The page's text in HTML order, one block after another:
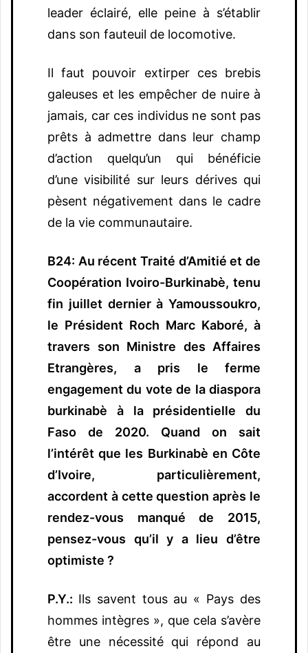
leader éclairé, elle peine à s’établir
dans son fauteuil de locomotive.
Il faut pouvoir extirper ces brebis
galeuses et les empêcher de nuire à
jamais, car ces individus ne sont pas
prêts à admettre dans leur champ
d’action quelqu’un qui bénéficie
d’une visibilité sur leurs dérives qui
pèsent négativement dans le cadre
de la vie communautaire.
B24: Au récent Traité d’Amitié et de
Coopération Ivoiro-Burkinabè, tenu
fin juillet dernier à Yamoussoukro,
le Président Roch Marc Kaboré, à
travers son Ministre des Affaires
Etrangères, a pris le ferme
engagement du vote de la diaspora
burkinabè à la présidentielle du
Faso de 2020. Quand on sait
l’intérêt que les Burkinabè en Côte
d’Ivoire, particulièrement,
accordent à cette question après le
rendez-vous manqué de 2015,
pensez-vous qu’il y a lieu d’être
optimiste ?
P.Y.: Ils savent tous au « Pays des
hommes intègres », que cela s’avère
être une nécessité qui répond au